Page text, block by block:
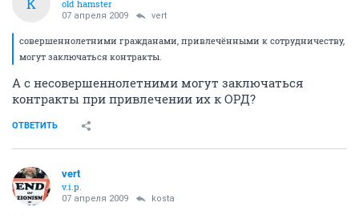
old hamster
07 апреля 2009 vert
совершеннолетними гражданами, привлечёнными к сотрудничеству,
могут заключаться контракты.
А с несовершеннолетними могут заключаться
контракты при привлечении их к ОРД?
ОТВЕТИТЬ
vert
v.i.p.
07 апреля 2009 kosta